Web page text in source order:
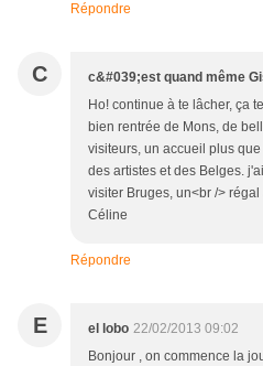
Répondre
C c&#039;est quand même
Ho! continue à te lâcher, ça
bien rentrée de Mons, de
visiteurs, un accueil plus
des artistes et des Belges.
visiter Bruges, un<br />
Céline
Répondre
E el lobo 22/02/2013 09:02
Bonjour , on commence la